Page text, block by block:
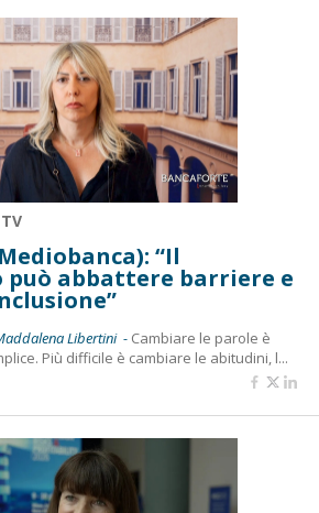
“Il
può abbattere barriere e
Libertini - Cambiare le parole è
Più difficile è cambiare le abitudini, l...